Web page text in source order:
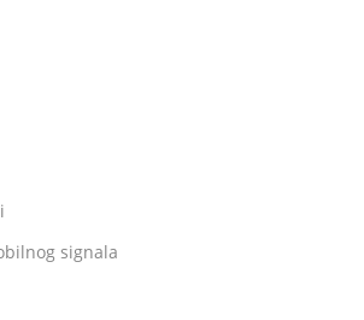
signala